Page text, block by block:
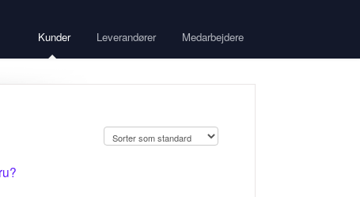
Kunder Leverandører Medarbejdere